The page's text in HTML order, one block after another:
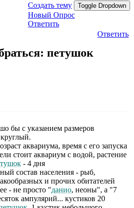
Создать тему
Toggle Dropdown
Новый Опрос
Ответить
Ответить
петушок
бы с указанием размеров
аквариума, время с его запуска
стоит аквариум с водой, растение
- 4 дня
состав населения - рыб,
и прочих обитателей
- не просто "данио, неоны", а "7
ампулярий... кустиков 20